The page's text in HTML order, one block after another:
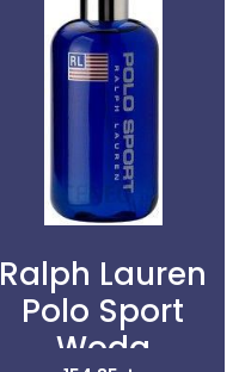
Ralph Lauren
Polo Sport
Woda